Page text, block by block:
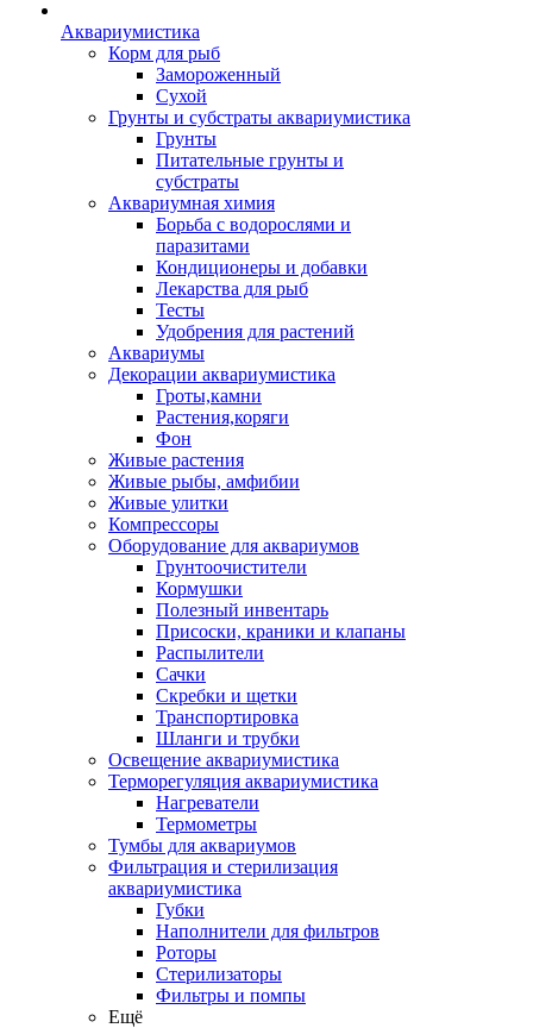
Аквариумистика
Корм для рыб
Замороженный
Сухой
Грунты и субстраты аквариумистика
Грунты
Питательные грунты и
субстраты
Аквариумная химия
Борьба с водорослями и
паразитами
Кондиционеры и добавки
Лекарства для рыб
Тесты
Удобрения для растений
Аквариумы
Декорации аквариумистика
Гроты,камни
Растения,коряги
Фон
Живые растения
Живые рыбы, амфибии
Живые улитки
Компрессоры
Оборудование для аквариумов
Грунтоочистители
Кормушки
Полезный инвентарь
Присоски, краники и клапаны
Распылители
Сачки
Скребки и щетки
Транспортировка
Шланги и трубки
Освещение аквариумистика
Терморегуляция аквариумистика
Нагреватели
Термометры
Тумбы для аквариумов
Фильтрация и стерилизация
аквариумистика
Губки
Наполнители для фильтров
Роторы
Стерилизаторы
Фильтры и помпы
Ещё